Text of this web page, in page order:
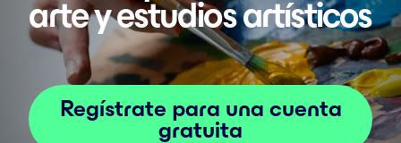
arte y estudios artísticos
Regístrate para una cuenta
gratuita